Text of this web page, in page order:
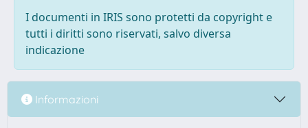
I documenti in IRIS sono protetti da copyright e
tutti i diritti sono riservati, salvo diversa
indicazione
Informazioni